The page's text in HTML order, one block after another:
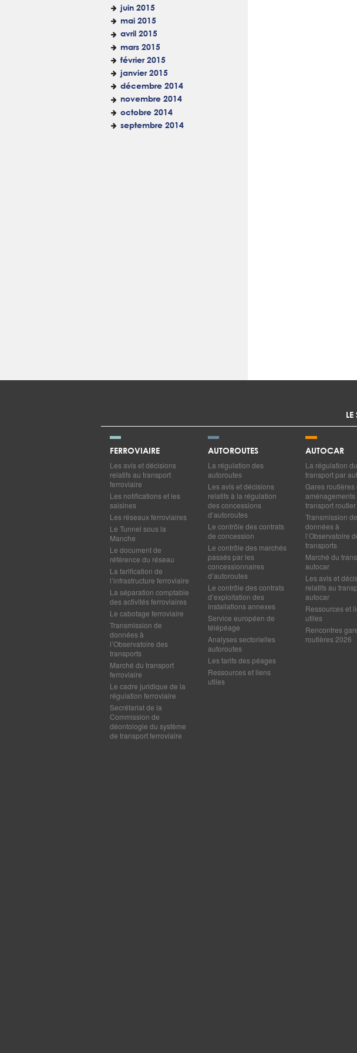
juin 2015
mai 2015
avril 2015
mars 2015
février 2015
janvier 2015
décembre 2014
novembre 2014
octobre 2014
septembre 2014
FERROVIAIRE
Les avis et décisions
relatifs au transport
ferroviaire
Les notifications et les
saisines
Les réseaux ferroviaires
Le Tunnel sous la
Manche
Le document de
référence du réseau
La tarification de
l’infrastructure ferroviaire
La séparation comptable
des activités ferroviaires
Le cabotage ferroviaire
Transmission de
données à
l’Observatoire des
transports
Marché du transport
ferroviaire
Le cadre juridique de la
régulation ferroviaire
Secrétariat de la
Commission de
déontologie du système
de transport ferroviaire
AUTOROUTES
La régulation des
autoroutes
Les avis et décisions
relatifs à la régulation
des concessions
d’autoroutes
Le contrôle des contrats
de concession
Le contrôle des marchés
passés par les
concessionnaires
d’autoroutes
Le contrôle des contrats
d’exploitation des
installations annexes
Service européen de
télépéage
Analyses sectorielles
autoroutes
Les tarifs des péages
Ressources et liens
utiles
AUTOCAR
La régulation du
transport par
Gares routières
aménagements
transport routier
Transmission de
données à
l’Observatoire
transports
Marché du
autocar
Les avis et
relatifs au
autocar
Ressources et
utiles
Rencontres
routières 2026